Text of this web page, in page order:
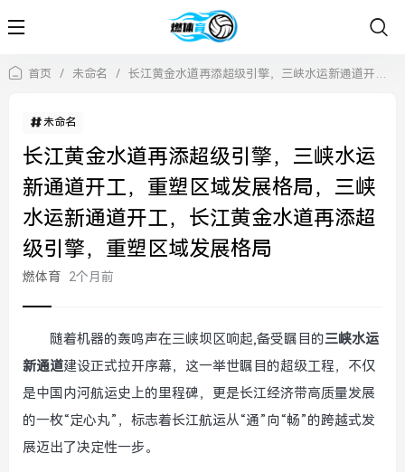
首页 / 未命名 / 长江黄金水道再添超级引擎，三峡水运新通道开工，重塑区域发展格局，三峡水运新通道开工，长江黄金水道再添超级引擎，重塑区域发展格局
未命名
长江黄金水道再添超级引擎，三峡水运
新通道开工，重塑区域发展格局，三峡
水运新通道开工，长江黄金水道再添超
级引擎，重塑区域发展格局
燃体育 2个月前
随着机器的轰鸣声在三峡坝区响起,备受瞩目的三峡水运
新通道建设正式拉开序幕，这一举世瞩目的超级工程，不仅
是中国内河航运史上的里程碑，更是长江经济带高质量发展
的一枚“定心丸”，标志着长江航运从“通”向“畅”的跨越式发
展迈出了决定性一步。